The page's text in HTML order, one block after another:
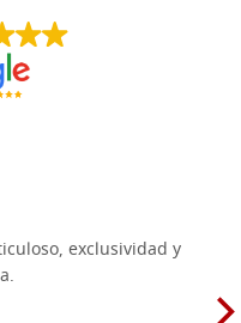
exclusividad y